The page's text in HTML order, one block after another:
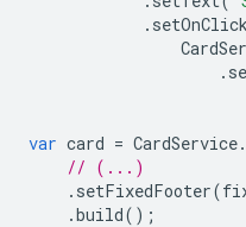
.
.
var card = CardService.
// (...)
. setFixedFooter(
.build();